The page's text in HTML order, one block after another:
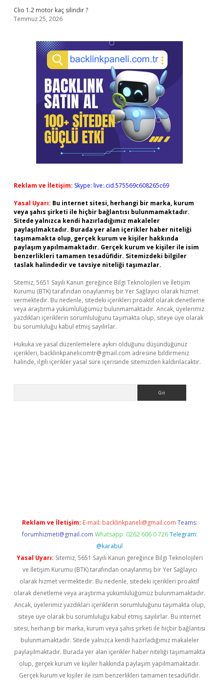
Clio 1.2 motor kaç silindir ?
Temmuz 25, 2026
Reklam ve İletişim: Skype: live:.cid.575569c608265c69
Yasal Uyarı: Bu internet sitesi, herhangi bir marka, kurum
veya şahıs şirketi ile hiçbir bağlantısı bulunmamaktadır.
Sitede yalnızca kendi hazırladığımız makaleler
paylaşılmaktadır. Burada yer alan içerikler haber niteliği
taşımamakta olup, gerçek kurum ve kişiler hakkında
paylaşım yapılmamaktadır. Gerçek kurum ve kişiler ile isim
benzerlikleri tamamen tesadüfidir. Sitemizdeki bilgiler
taslak halindedir ve tavsiye niteliği taşımazlar.
Sitemiz, 5651 Sayılı Kanun gereğince Bilgi Teknolojileri ve İletişim
Kurumu (BTK) tarafından onaylanmış bir Yer Sağlayıcı olarak hizmet
vermektedir. Bu nedenle, sitedeki içerikleri proaktif olarak denetleme
veya araştırma yükümlülüğümüz bulunmamaktadır. Ancak, üyelerimiz
yazdıkları içeriklerin sorumluluğunu taşımakta olup, siteye üye olarak
bu sorumluluğu kabul etmiş sayılırlar.
Hukuka ve yasal düzenlemelere aykırı olduğunu düşündüğünüz
içerikleri, backlinkpanelicomtr@gmail.com adresine bildirmeniz
halinde, ilgili içerikler yasal süre içerisinde sitemizden kaldırılacaktır.
Reklam ve İletişim: E-mail: backlinkpaneli@gmail.com Teams:
forumhizmeti@gmail.com Whatsapp: 0262 606 0 726 Telegram:
@karabul
Yasal Uyarı: Sitemiz, 5651 Sayılı Kanun gereğince Bilgi Teknolojileri
ve İletişim Kurumu (BTK) tarafından onaylanmış bir Yer Sağlayıcı
olarak hizmet vermektedir. Bu nedenle, sitedeki içerikleri proaktif
olarak denetleme veya araştırma yükümlülüğümüz bulunmamaktadır.
Ancak, üyelerimiz yazdıkları içeriklerin sorumluluğunu taşımakta olup,
siteye üye olarak bu sorumluluğu kabul etmiş sayılırlar. Bu internet
sitesi, herhangi bir marka, kurum veya şahıs şirketi ile hiçbir bağlantısı
bulunmamaktadır. Sitede yalnızca kendi hazırladığımız makaleler
paylaşılmaktadır. Burada yer alan içerikler haber niteliği taşımamakta
olup, gerçek kurum ve kişiler hakkında paylaşım yapılmamaktadır.
Gerçek kurum ve kişiler ile isim benzerlikleri tamamen tesadüfidir.